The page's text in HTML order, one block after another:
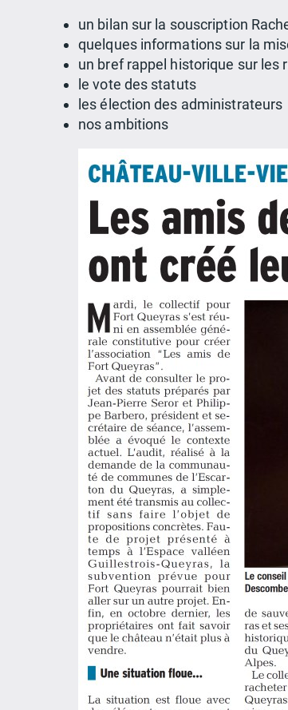
un bilan sur la souscription
quelques informations sur la
un bref rappel historique sur les
le vote des statuts
les élection des administrateurs
nos ambitions